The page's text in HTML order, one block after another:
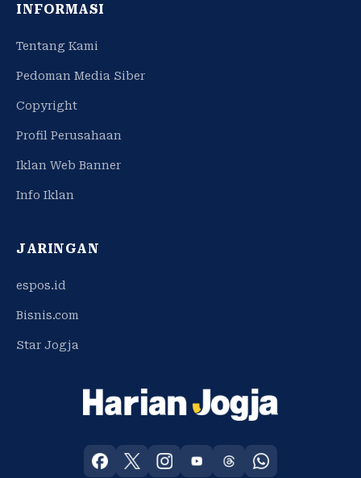
INFORMASI
Tentang Kami
Pedoman Media Siber
Copyright
Profil Perusahaan
Iklan Web Banner
Info Iklan
JARINGAN
espos.id
Bisnis.com
Star Jogja